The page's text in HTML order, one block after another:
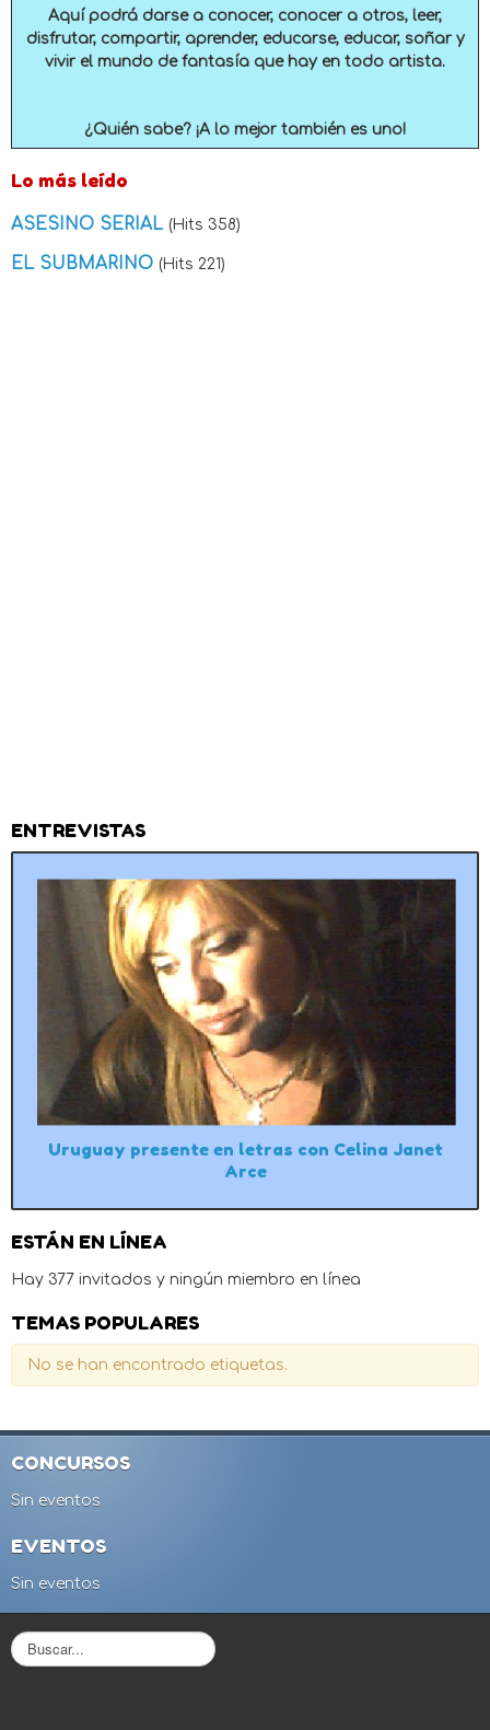
Aquí podrá darse a conocer, conocer a otros, leer,
disfrutar, compartir, aprender, educarse, educar, soñar y
vivir el mundo de fantasía que hay en todo artista.
¿Quién sabe? ¡A lo mejor también es uno!
Lo más leído
ASESINO SERIAL (Hits 358)
EL SUBMARINO (Hits 221)
ENTREVISTAS
Uruguay presente en letras con Celina Janet
Arce
ESTÁN EN LÍNEA
Hay 377 invitados y ningún miembro en línea
TEMAS POPULARES
No se han encontrado etiquetas.
CONCURSOS
Sin eventos
EVENTOS
Sin eventos
B
u